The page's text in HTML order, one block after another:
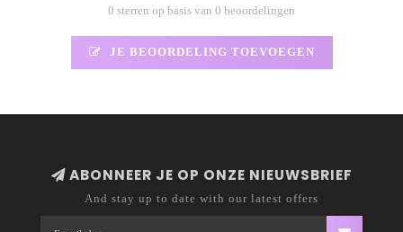
0 sterren op basis van 0 beoordelingen
JE BEOORDELING TOEVOEGEN
ABONNEER JE OP ONZE NIEUWSBRIEF
And stay up to date with our latest offers